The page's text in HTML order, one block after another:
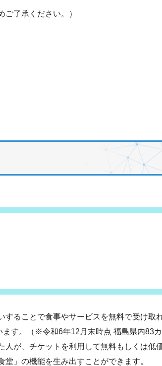
了承ください。）
ることで食事やサービスを無料で受け取
す。（※令和6年12月末時点 福島県内83カ
が、チケットを利用して無料もしくは低
」の機能を生み出すことができます。